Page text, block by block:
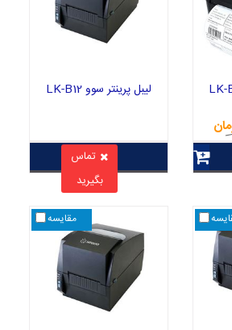
لیبل پرینتر سوو LK-B12
تماس
بگیرید
مقایسه